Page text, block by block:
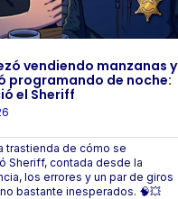
vendiendo manzanas y
programando de noche:
el Sheriff
trastienda de cómo se
Sheriff, contada desde la
los errores y un par de giros
bastante inesperados. 🧠💥